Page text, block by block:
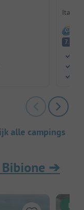
Italië /
7.5
alle campings
➔